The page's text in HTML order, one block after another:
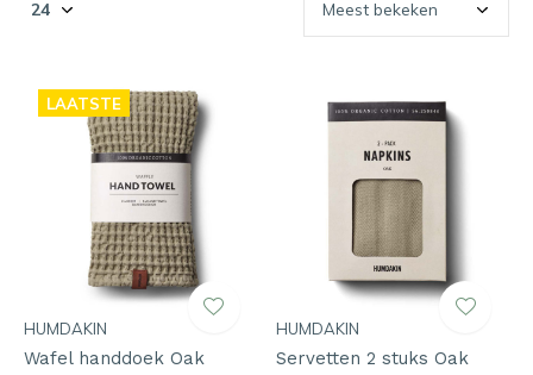
LAATSTE
HUMDAKIN
Wafel handdoek Oak
HUMDAKIN
Servetten 2 stuks Oak